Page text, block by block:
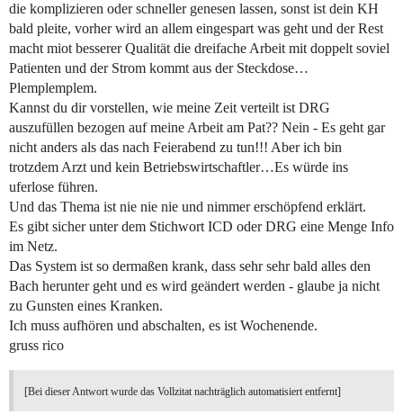
die komplizieren oder schneller genesen lassen, sonst ist dein KH
bald pleite, vorher wird an allem eingespart was geht und der Rest
macht miot besserer Qualität die dreifache Arbeit mit doppelt soviel
Patienten und der Strom kommt aus der Steckdose…
Plemplemplem.
Kannst du dir vorstellen, wie meine Zeit verteilt ist DRG
auszufüllen bezogen auf meine Arbeit am Pat?? Nein - Es geht gar
nicht anders als das nach Feierabend zu tun!!! Aber ich bin
trotzdem Arzt und kein Betriebswirtschaftler…Es würde ins
uferlose führen.
Und das Thema ist nie nie nie und nimmer erschöpfend erklärt.
Es gibt sicher unter dem Stichwort ICD oder DRG eine Menge Info
im Netz.
Das System ist so dermaßen krank, dass sehr sehr bald alles den
Bach herunter geht und es wird geändert werden - glaube ja nicht
zu Gunsten eines Kranken.
Ich muss aufhören und abschalten, es ist Wochenende.
gruss rico
[Bei dieser Antwort wurde das Vollzitat nachträglich automatisiert entfernt]